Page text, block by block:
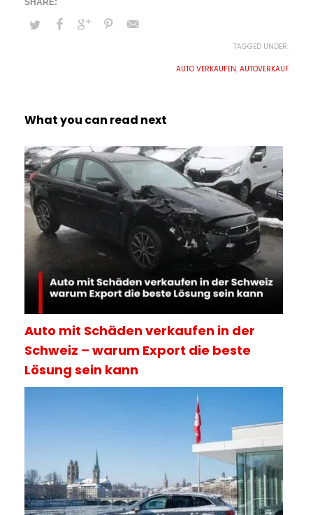
TAGGED UNDER:
AUTO VERKAUFEN, AUTOVERKAUF
What you can read next
Auto mit Schäden verkaufen in der
Schweiz – warum Export die beste
Lösung sein kann